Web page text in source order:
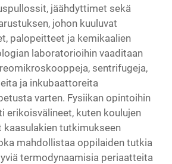
jäähdyttimet sekä
johon kuuluvat
palopeitteet ja kemikaalien
laboratorioihin vaaditaan
sentrifugeja,
ja inkubaattoreita
varten. Fysiikan opintoihin
erikoisvälineet, kuten koulujen
kaasulakien tutkimukseen
mahdollistaa oppilaiden tutkia
termodynaamisia periaatteita